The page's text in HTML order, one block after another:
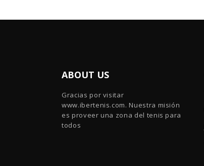
ABOUT US
Gracias por visitar
www.ibertenis.com. Nuestra misión
es proveer una zona del tenis para
todos